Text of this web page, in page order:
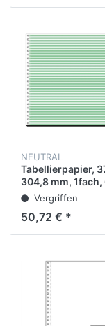
NEUTRAL
Tabellierpapier,
304,8 mm, 1fach,
g/m², 4,2 mm
weiß/grün (2.000
Vergriffen
50,72 € *